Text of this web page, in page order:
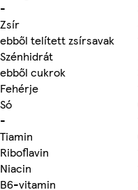
-
Zsír
ebből telített zsírsavak
Szénhidrát
ebből cukrok
Fehérje
Só
-
Tiamin
Riboflavin
Niacin
B6-vitamin